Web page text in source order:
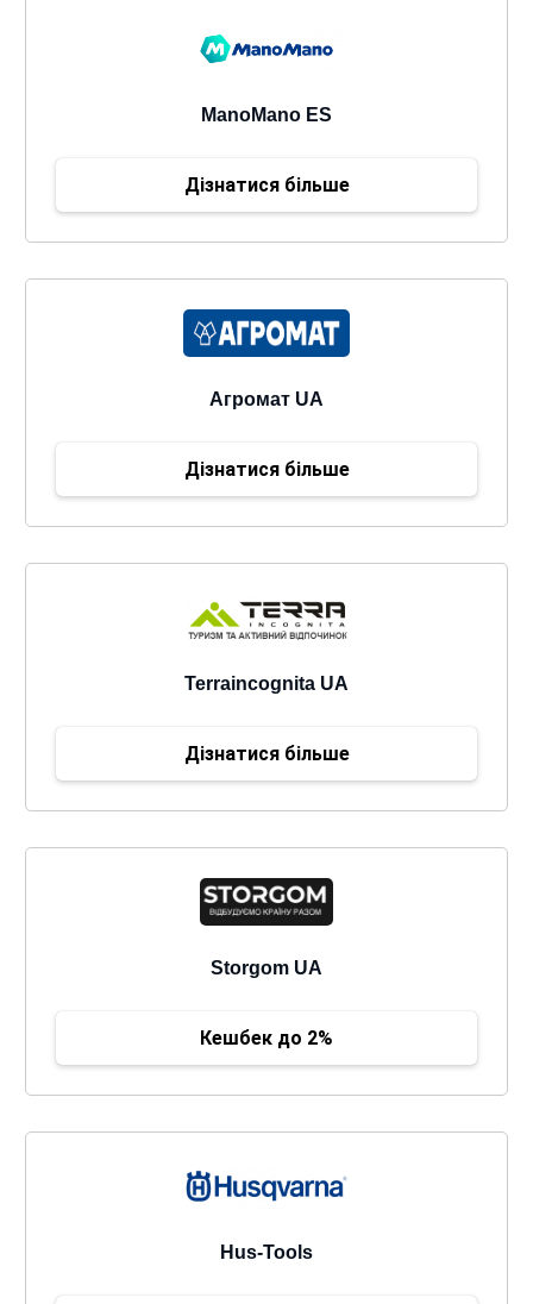
ManoMano ES
Дізнатися більше
Агромат UA
Дізнатися більше
Terraincognita UA
Дізнатися більше
Storgom UA
Кешбек до 2%
Hus-Tools